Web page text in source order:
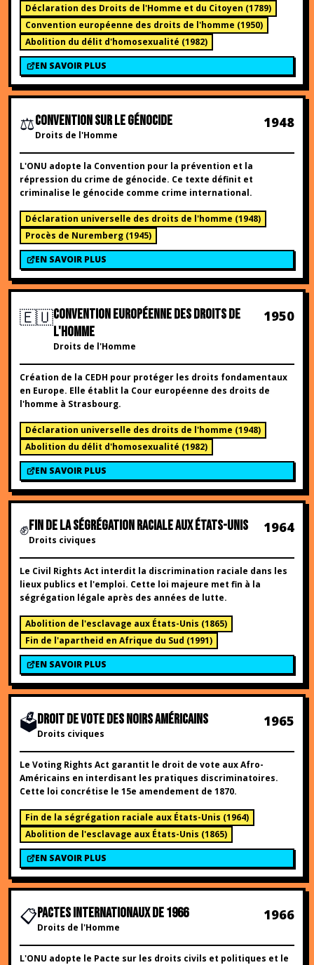
Déclaration des Droits de l'Homme et du Citoyen (1789)
Convention européenne des droits de l'homme (1950)
Abolition du délit d'homosexualité (1982)
EN SAVOIR PLUS
⚖️CONVENTION SUR LE GÉNOCIDE
Droits de l'Homme
1948
L'ONU adopte la Convention pour la prévention et la
répression du crime de génocide. Ce texte définit et
criminalise le génocide comme crime international.
Déclaration universelle des droits de l'homme (1948)
Procès de Nuremberg (1945)
EN SAVOIR PLUS
🇪🇺CONVENTION EUROPÉENNE DES DROITS DE
L'HOMME
Droits de l'Homme
1950
Création de la CEDH pour protéger les droits fondamentaux
en Europe. Elle établit la Cour européenne des droits de
l'homme à Strasbourg.
Déclaration universelle des droits de l'homme (1948)
Abolition du délit d'homosexualité (1982)
EN SAVOIR PLUS
✊FIN DE LA SÉGRÉGATION RACIALE AUX ÉTATS-UNIS
Droits civiques
1964
Le Civil Rights Act interdit la discrimination raciale dans les
lieux publics et l'emploi. Cette loi majeure met fin à la
ségrégation légale après des années de lutte.
Abolition de l'esclavage aux États-Unis (1865)
Fin de l'apartheid en Afrique du Sud (1991)
EN SAVOIR PLUS
🗳️DROIT DE VOTE DES NOIRS AMÉRICAINS
Droits civiques
1965
Le Voting Rights Act garantit le droit de vote aux Afro-
Américains en interdisant les pratiques discriminatoires.
Cette loi concrétise le 15e amendement de 1870.
Fin de la ségrégation raciale aux États-Unis (1964)
Abolition de l'esclavage aux États-Unis (1865)
EN SAVOIR PLUS
📋PACTES INTERNATIONAUX DE 1966
Droits de l'Homme
1966
L'ONU adopte le Pacte sur les droits civils et politiques et le